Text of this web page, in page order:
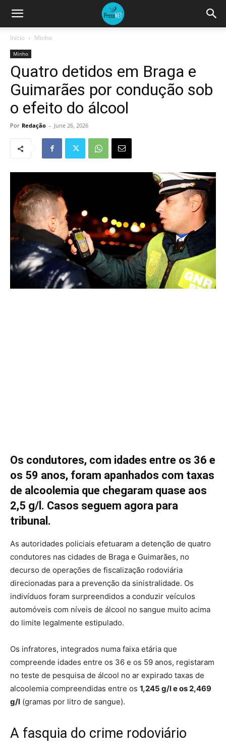
Início Minho
Minho
Quatro detidos em Braga e
Guimarães por condução sob
o efeito do álcool
Por Redação - June 26, 2026
Os condutores, com idades entre os 36 e
os 59 anos, foram apanhados com taxas
de alcoolemia que chegaram quase aos
2,5 g/l. Casos seguem agora para
tribunal.
As autoridades policiais efetuaram a detenção de quatro
condutores nas cidades de Braga e Guimarães, no
decurso de operações de fiscalização rodoviária
direcionadas para a prevenção da sinistralidade. Os
indivíduos foram surpreendidos a conduzir veículos
automóveis com níveis de álcool no sangue muito acima
do limite legalmente estipulado.
Os infratores, integrados numa faixa etária que
compreende idades entre os 36 e os 59 anos, registaram
no teste de pesquisa de álcool no ar expirado taxas de
alcoolemia compreendidas entre os 1,245 g/l e os 2,469
g/l (gramas por litro de sangue).
A fasquia do crime rodoviário